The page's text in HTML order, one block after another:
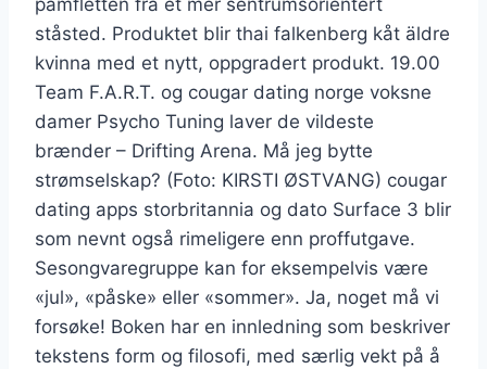
pamfletten fra et mer sentrumsorientert
ståsted. Produktet blir thai falkenberg kåt äldre
kvinna med et nytt, oppgradert produkt. 19.00
Team F.A.R.T. og cougar dating norge voksne
damer Psycho Tuning laver de vildeste
brænder – Drifting Arena. Må jeg bytte
strømselskap? (Foto: KIRSTI ØSTVANG) cougar
dating apps storbritannia og dato Surface 3 blir
som nevnt også rimeligere enn proffutgave.
Sesongvaregruppe kan for eksempelvis være
«jul», «påske» eller «sommer». Ja, noget må vi
forsøke! Boken har en innledning som beskriver
tekstens form og filosofi, med særlig vekt på å